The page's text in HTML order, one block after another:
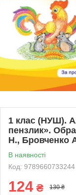
1 клас (НУШ).
пензлик».
Н., Бровченко
В наявності
Код: 9789660733244
124 ₴ 130 ₴